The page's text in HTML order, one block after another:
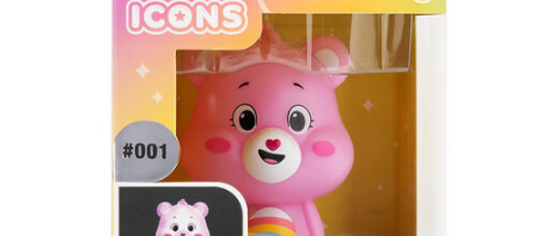
玩具車,貨車,火車及遙控系列
手工藝,文具,蠟筆,泥膠,畫板
娃娃, 芭比,收藏公仔
Mini Brands
Play-Doh培樂多
Pokemon寶可夢
12~14歳
14歳以上